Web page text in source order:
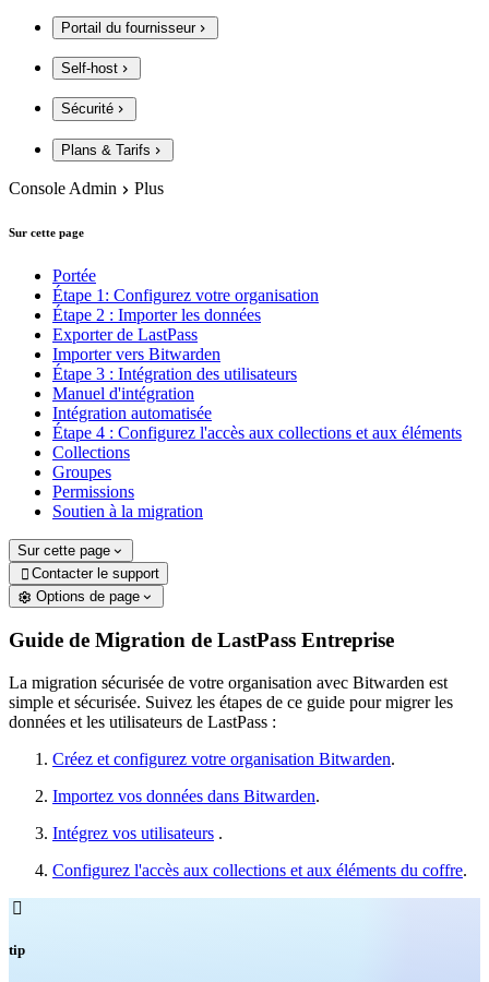
Portail du fournisseur
Self-host
Sécurité
Plans & Tarifs
Console Admin Plus
Sur cette page
Portée
Étape 1: Configurez votre organisation
Étape 2 : Importer les données
Exporter de LastPass
Importer vers Bitwarden
Étape 3 : Intégration des utilisateurs
Manuel d'intégration
Intégration automatisée
Étape 4 : Configurez l'accès aux collections et aux éléments
Collections
Groupes
Permissions
Soutien à la migration
Sur cette page
 Contacter le support
Options de page
Guide de Migration de LastPass Entreprise
La migration sécurisée de votre organisation avec Bitwarden est
simple et sécurisée. Suivez les étapes de ce guide pour migrer les
données et les utilisateurs de LastPass :
Créez et configurez votre organisation Bitwarden.
Importez vos données dans Bitwarden.
Intégrez vos utilisateurs .
Configurez l'accès aux collections et aux éléments du coffre.

tip